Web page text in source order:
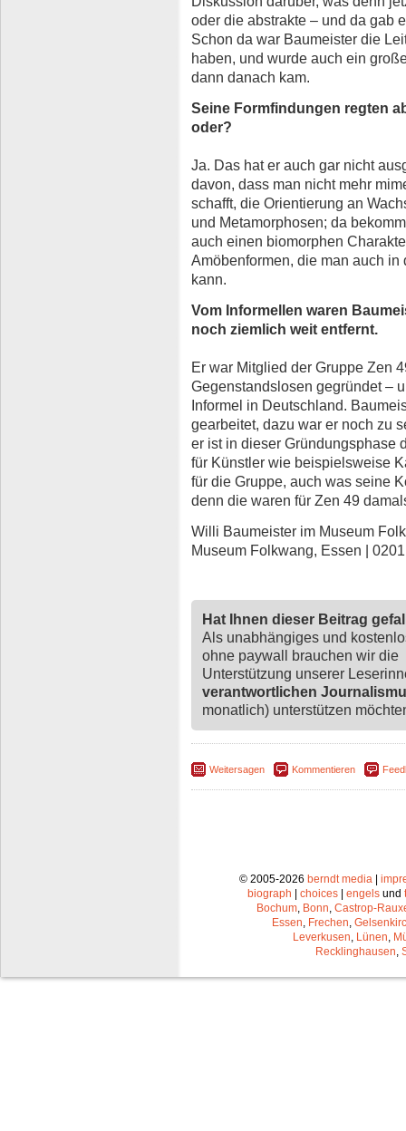
oder die abstrakte – und da gab
Schon da war Baumeister die
haben, und wurde auch ein
dann danach kam.
Seine Formfindungen regten
oder?
Ja. Das hat er auch gar nicht
davon, dass man nicht mehr
schafft, die Orientierung an
und Metamorphosen; da
auch einen biomorphen
Amöbenformen, die man auch
kann.
Vom Informellen waren
noch ziemlich weit entfernt.
Er war Mitglied der Gruppe Zen
Gegenstandslosen gegründet –
Informel in Deutschland.
gearbeitet, dazu war er noch zu
er ist in dieser Gründungsphase
für Künstler wie beispielsweise
für die Gruppe, auch was seine
denn die waren für Zen 49
Willi Baumeister im Museum
Museum Folkwang, Essen |
Hat Ihnen dieser Beitrag
Als unabhängiges und
ohne paywall brauchen wir die
Unterstützung unserer
verantwortlichen
monatlich) unterstützen
Weitersagen Kommentieren
© 2005-2026 berndt media |
biograph | choices | engels und
Bochum Bonn Castrop-
Essen Frechen
Leverkusen Lünen
Recklinghausen